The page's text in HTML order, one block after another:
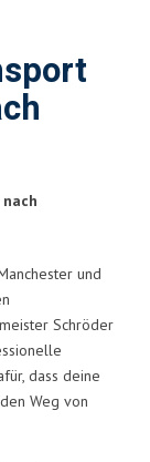
und
Schröder
dass deine
Weg von